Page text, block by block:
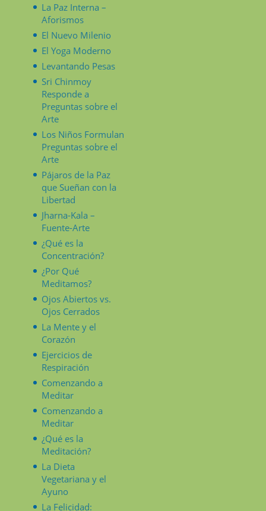
La Paz Interna –
Aforismos
El Nuevo Milenio
El Yoga Moderno
Levantando Pesas
Sri Chinmoy
Responde a
Preguntas sobre el
Arte
Los Niños Formulan
Preguntas sobre el
Arte
Pájaros de la Paz
que Sueñan con la
Libertad
Jharna-Kala –
Fuente-Arte
¿Qué es la
Concentración?
¿Por Qué
Meditamos?
Ojos Abiertos vs.
Ojos Cerrados
La Mente y el
Corazón
Ejercicios de
Respiración
Comenzando a
Meditar
Comenzando a
Meditar
¿Qué es la
Meditación?
La Dieta
Vegetariana y el
Ayuno
La Felicidad: